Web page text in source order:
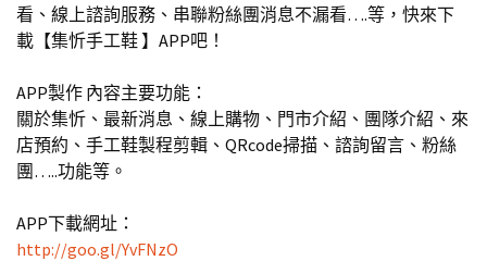
看、線上諮詢服務、串聯粉絲團消息不漏看….等，快來下
載【集忻手工鞋 】APP吧！
APP製作 內容主要功能：
關於集忻、最新消息、線上購物、門市介紹、團隊介紹、來
店預約、手工鞋製程剪輯、QRcode掃描、諮詢留言、粉絲
團…..功能等。
APP下載網址：
http://goo.gl/YvFNzO